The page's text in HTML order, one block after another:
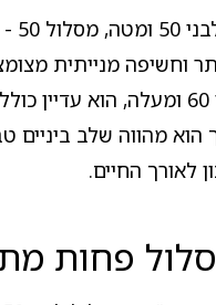
וחשיפה מנייתית
לעומת מסלול לבני 60 ומעלה, הוא
מהווה שלב ביניים
לאורך החיים.
פחות